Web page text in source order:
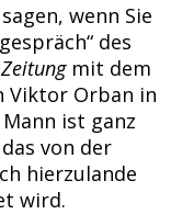
wenn Sie
des
mit dem
Viktor Orban in
ist ganz
von der
hierzulande
wird.